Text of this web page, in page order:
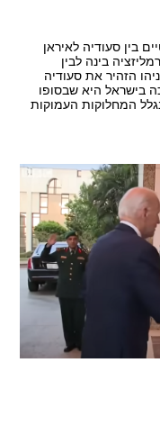
בין סעודיה לאיראן
בינה לבין
הזהיר את סעודיה
בישראל היא שבסופו
המחלוקות העמוקות